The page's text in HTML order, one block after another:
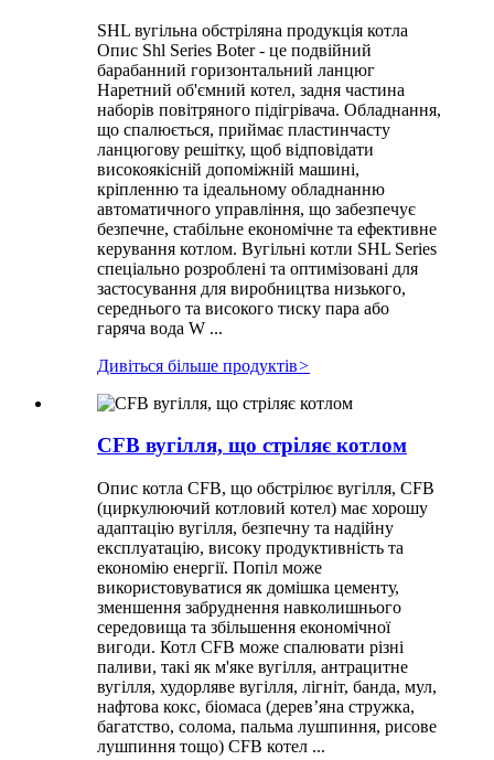
SHL вугільна обстріляна продукція котла
Опис Shl Series Boter - це подвійний
барабанний горизонтальний ланцюг
Наретний об'ємний котел, задня частина
наборів повітряного підігрівача. Обладнання,
що спалюється, приймає пластинчасту
ланцюгову решітку, щоб відповідати
високоякісній допоміжній машині,
кріпленню та ідеальному обладнанню
автоматичного управління, що забезпечує
безпечне, стабільне економічне та ефективне
керування котлом. Вугільні котли SHL Series
спеціально розроблені та оптимізовані для
застосування для виробництва низького,
середнього та високого тиску пара або
гаряча вода W ...
Дивіться більше продуктів>
CFB вугілля, що стріляє котлом
Опис котла CFB, що обстрілює вугілля, CFB
(циркулюючий котловий котел) має хорошу
адаптацію вугілля, безпечну та надійну
експлуатацію, високу продуктивність та
економію енергії. Попіл може
використовуватися як домішка цементу,
зменшення забруднення навколишнього
середовища та збільшення економічної
вигоди. Котл CFB може спалювати різні
паливи, такі як м'яке вугілля, антрацитне
вугілля, худорляве вугілля, лігніт, банда, мул,
нафтова кокс, біомаса (дерев’яна стружка,
багатство, солома, пальма лушпиння, рисове
лушпиння тощо) CFB котел ...